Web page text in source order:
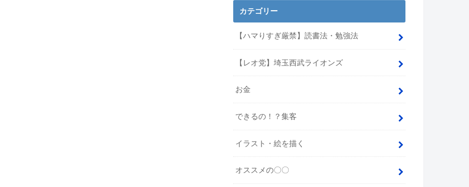
カテゴリー
【ハマりすぎ厳禁】読書法・勉強法
【レオ党】埼玉西武ライオンズ
お金
できるの！？集客
イラスト・絵を描く
オススメの〇〇